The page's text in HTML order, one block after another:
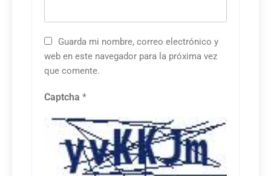
Guarda mi nombre, correo electrónico y
web en este navegador para la próxima vez
que comente.
Captcha *